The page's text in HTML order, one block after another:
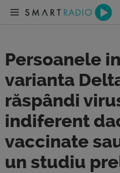
Persoanele
varianta
răspândi
indiferent
vaccinate
un studiu